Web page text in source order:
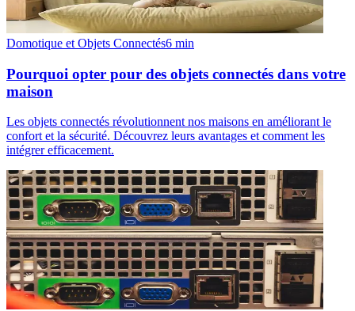
Domotique et Objets Connectés6 min
Pourquoi opter pour des objets connectés dans votre
maison
Les objets connectés révolutionnent nos maisons en améliorant le
confort et la sécurité. Découvrez leurs avantages et comment les
intégrer efficacement.